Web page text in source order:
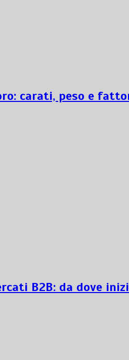
carati, peso e
B2B: da dove